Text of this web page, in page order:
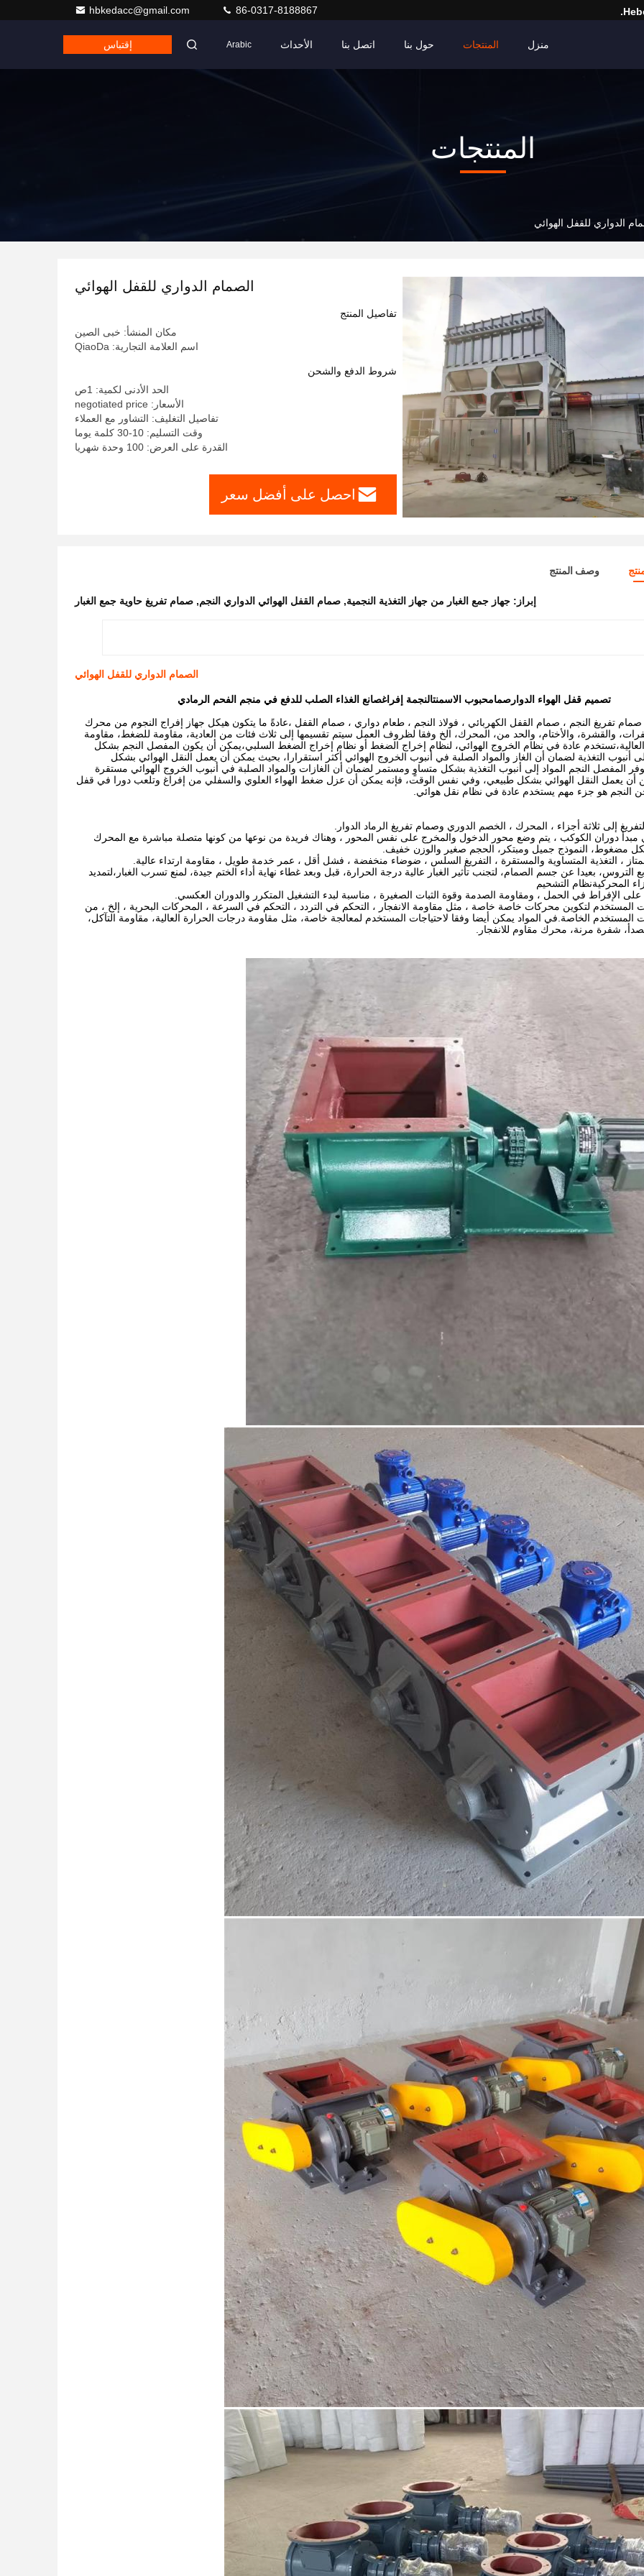
hbkedacc@gmail.com 86-0317-8188867
منزل المنتجات حول بنا اتصل بنا الأحداث Arabic إقتباس
المنتجات
الدواري للقفل الهوائي
الصمام الدواري للقفل الهوائي
تفاصيل المنتج
مكان المنشأ: خبى الصين
اسم العلامة التجارية: QiaoDa
شروط الدفع والشحن
الحد الأدنى لكمية: 1ص
الأسعار: negotiated price
تفاصيل التغليف: التشاور مع العملاء
وقت التسليم: 10-30 كلمة يوما
القدرة على العرض: 100 وحدة شهريا
احصل على أفضل سعر
وصف المنتج
إبراز: جهاز جمع الغبار من جهاز التغذية النجمية, صمام القفل الهوائي الدواري النجم, صمام تفريغ حاوية جمع الغبار
الصمام الدواري للقفل الهوائي
تصميم قفل الهواء الدوارصمامحبوب الاسمنتالنجمة إفراغصانع الغذاء الصلب للدفع في منجم الفحم الرمادي
تفريغ النجم ، صمام القفل الكهربائي ، فولاذ النجم ، طعام دواري ، صمام القفل ،عادةً ما يتكون هيكل جهاز إفراج النجوم من محرك
والقشرة، والأختام، والحد من، المحرك، الخ وفقا لظروف العمل سيتم تقسيمها إلى ثلاث فئات من العادية، مقاومة للضغط، مقاومة
عادة في نظام الخروج الهوائي، لنظام إخراج الضغط أو نظام إخراج الضغط السلبي،يمكن أن يكون المفصل النجم بشكل
أنبوب التغذية لضمان أن الغاز والمواد الصلبة في أنبوب الخروج الهوائي أكثر استقرارا، بحيث يمكن أن يعمل النقل الهوائي بشكل
المفصل النجم المواد إلى أنبوب التغذية بشكل متساوٍ ومستمر لضمان أن الغازات والمواد الصلبة في أنبوب الخروج الهوائي مستقرة
أن يعمل النقل الهوائي بشكل طبيعي، وفي نفس الوقت، فإنه يمكن أن عزل ضغط الهواء العلوي والسفلي من إفراغ وتلعب دورا في قفل
النجم هو جزء مهم يستخدم عادة في نظام نقل هوائي.
إلى ثلاثة أجزاء ، المحرك ، الخصم الدوري وصمام تفريغ الرماد الدوار.
مبدأ دوران الكوكب ، يتم وضع محور الدخول والمخرج على نفس المحور ، وهناك فريدة من نوعها من كونها متصلة مباشرة مع المحرك
مضغوط، النموذج جميل ومبتكر، الحجم صغير والوزن خفيف.
التروس، بعيدا عن جسم الصمام، لتجنب تأثير الغبار عالية درجة الحرارة، قبل وبعد غطاء نهاية أداء الختم جيدة، لمنع تسرب الغبار،لتمديد
المحركيةنظام التشحيم
المستخدم لتكوين محركات خاصة خاصة ، مثل مقاومة الانفجار ، التحكم في التردد ، التحكم في السرعة ، المحركات البحرية ، إلخ ، من
المستخدم الخاصة.في المواد يمكن أيضا وفقا لاحتياجات المستخدم لمعالجة خاصة، مثل مقاومة درجات الحرارة العالية، مقاومة التآكل،
شفرة مرنة، محرك مقاوم للانفجار.